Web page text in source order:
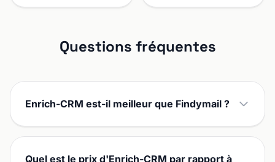
Questions fréquentes
Enrich-CRM est-il meilleur que Findymail ?
Quel est le prix d'Enrich-CRM par rapport à